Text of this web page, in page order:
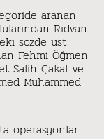
aranan
Rıdvan
sözde üst
Fehmi Öğmen
Salih Çakal ve
Muhammed
operasyonlar